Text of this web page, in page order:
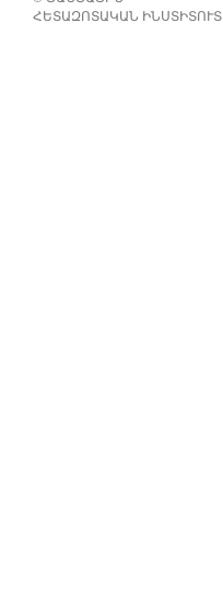
ՀԵՏԱԶՈՏԱԿԱՆ ԻՆՍՏԻՏՈՒՏ